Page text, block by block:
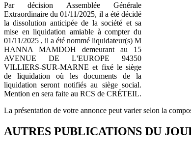
Par décision Assemblée Générale
Extraordinaire du 01/11/2025, il a été décidé
la dissolution anticipée de la société et sa
mise en liquidation amiable à compter du
01/11/2025 , il a été nommé liquidateur(s) M
HANNA MAMDOH demeurant au 15
AVENUE DE L'EUROPE 94350
VILLIERS-SUR-MARNE et fixé le siège
de liquidation où les documents de la
liquidation seront notifiés au siège social.
Mention en sera faite au RCS de CRÉTEIL.
La présentation de votre annonce peut varier selon la
AUTRES PUBLICATIONS DU